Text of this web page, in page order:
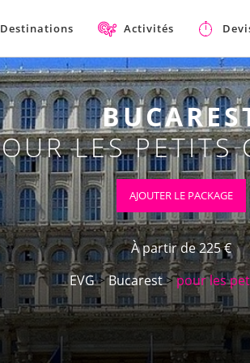
Destinations Activités
LES PETITS
AJOUTER LE PACKAGE
À partir de 225 €
EVG>Bucarest>pour les